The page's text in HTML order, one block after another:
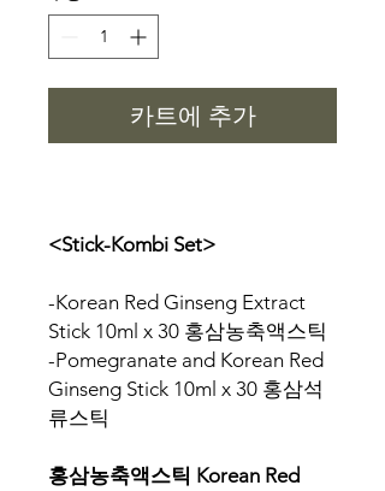
터
카트에 추가
<Stick-Kombi Set>
-Korean Red Ginseng Extract
Stick 10ml x 30 홍삼농축액스틱
-Pomegranate and Korean Red
Ginseng Stick 10ml x 30 홍삼석
류스틱
홍삼농축액스틱 Korean Red